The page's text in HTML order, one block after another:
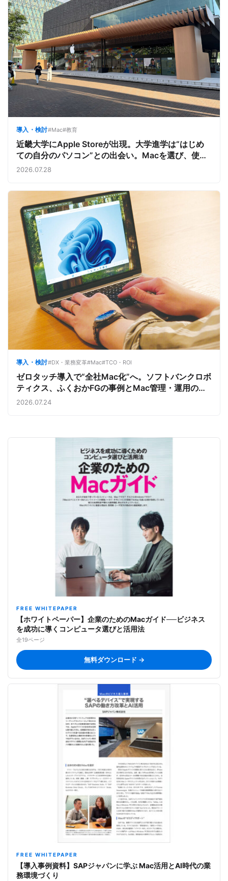
導入・検討#Mac#教育
近畿大学にApple Storeが出現。大学進学は“はじめ
ての自分のパソコン”との出会い。Macを選び、使う
魅力と楽しさを、夏のオープンキャンパスでアピール
2026.07.28
導入・検討#DX・業務変革#Mac#TCO・ROI
ゼロタッチ導入で“全社Mac化”へ。ソフトバンクロボ
ティクス、ふくおかFGの事例とMac管理・運用の強
み【今週のAppleビジネストレンド】
2026.07.24
FREE WHITEPAPER
【ホワイトペーパー】企業のためのMacガイド──ビジネス
を成功に導くコンピュータ選びと活用法
全19ページ
無料ダウンロード →
FREE WHITEPAPER
【導入事例資料】SAPジャパンに学ぶ Mac活用とAI時代の業
務環境づくり